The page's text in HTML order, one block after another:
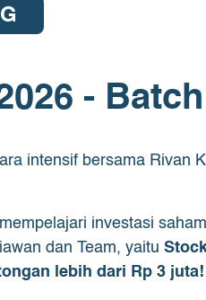
-
intensif bersama Rivan
investasi
dan Team, yaitu
lebih dari Rp 3 juta!